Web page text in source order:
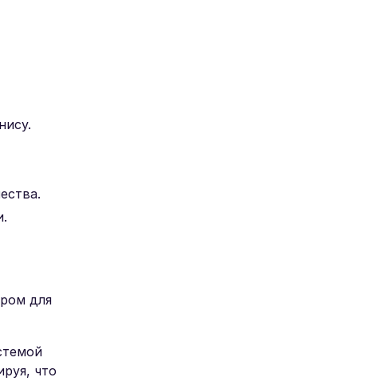
для
что